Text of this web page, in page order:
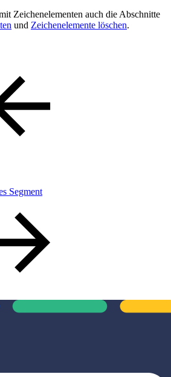
Zeichenelementen auch die Abschnitte
und Zeichenelemente löschen.
Segment